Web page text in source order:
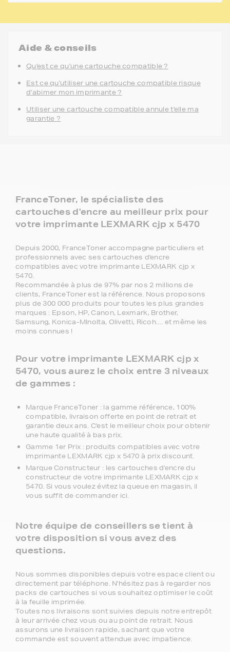
Aide & conseils
Qu'est ce qu'une cartouche compatible ?
Est ce qu'utiliser une cartouche compatible risque
d'abimer mon imprimante ?
Utiliser une cartouche compatible annule t'elle ma
garantie ?
FranceToner, le spécialiste des
cartouches d'encre au meilleur prix pour
votre imprimante LEXMARK cjp x 5470
Depuis 2000, FranceToner accompagne particuliers et
professionnels avec ses cartouches d'encre
compatibles avec votre imprimante LEXMARK cjp x
5470.
Recommandée à plus de 97% par nos 2 millions de
clients, FranceToner est la référence. Nous proposons
plus de 300 000 produits pour toutes les plus grandes
marques : Epson, HP, Canon, Lexmark, Brother,
Samsung, Konica-MInolta, Olivetti, Ricoh.... et même les
moins connues !
Pour votre imprimante LEXMARK cjp x
5470, vous aurez le choix entre 3 niveaux
de gammes :
Marque FranceToner : la gamme référence, 100%
compatible, livraison offerte en point de retrait et
garantie deux ans. C'est le meilleur choix pour obtenir
une haute qualité à bas prix.
Gamme 1er Prix : produits compatibles avec votre
imprimante LEXMARK cjp x 5470 à prix discount.
Marque Constructeur : les cartouches d'encre du
constructeur de votre imprimante LEXMARK cjp x
5470. Si vous voulez évitez la queue en magasin, il
vous suffit de commander ici.
Notre équipe de conseillers se tient à
votre disposition si vous avez des
questions.
Nous sommes disponibles depuis votre espace client ou
directement par téléphone. N'hésitez pas à regarder nos
packs de cartouches si vous souhaitez optimiser le coût
à la feuille imprimée.
Toutes nos livraisons sont suivies depuis notre entrepôt
à leur arrivée chez vous ou au point de retrait. Nous
assurons une livraison rapide, sachant que votre
commande est souvent attendue avec impatience.